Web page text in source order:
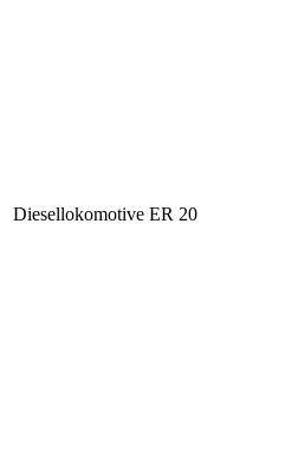
Diesellokomotive ER 20